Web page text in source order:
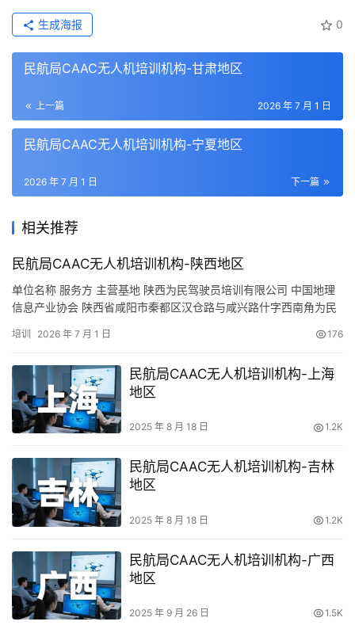
0
生成海报
民航局CAAC无人机培训机构-甘肃地区
上一篇 2026 年 7 月 1 日
民航局CAAC无人机培训机构-宁夏地区
下一篇
2026 年 7 月 1 日
相关推荐
民航局CAAC无人机培训机构-陕西地区
单位名称 服务方 主营基地 陕西为民驾驶员培训有限公司 中国地理
信息产业协会 陕西省咸阳市秦都区汉仓路与咸兴路什字西南角为民
会 美水街道办姚店村070号向北100米 陕西创翼未来无人机科技有
空科技集团有限公司 中国航空器拥有者及驾驶员…
培训 2026 年 7 月 1 日 176
民航局CAAC无人机培训机构-上海
地区
2025 年 8 月 18 日 1.2K
民航局CAAC无人机培训机构-吉林
地区
2025 年 8 月 18 日 1.2K
民航局CAAC无人机培训机构-广西
地区
2025 年 9 月 26 日 1.5K